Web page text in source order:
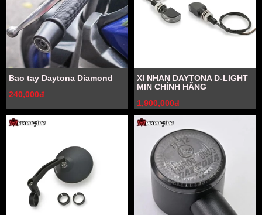
Bao tay Daytona Diamond
240,000đ
XI NHAN DAYTONA D-LIGHT
MIN CHÍNH HÃNG
1,900,000đ